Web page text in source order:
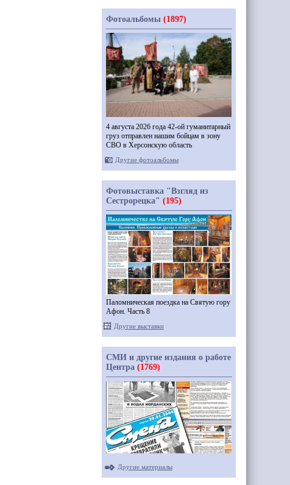
Фотоальбомы (1897)
4 августа 2026 года 42-ой гуманитарный
груз отправлен нашим бойцам в зону
СВО в Херсонскую область
Другие фотоальбомы
Фотовыставка "Взгляд из
Сестрорецка" (195)
Паломническая поездка на Святую гору
Афон. Часть 8
Другие выставки
СМИ и другие издания о работе
Центра (1769)
Другие материалы